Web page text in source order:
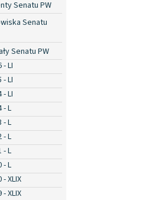
Senatu PW
Senatu
Senatu PW
- LI
- LI
- LI
- L
- L
- L
- L
- L
- XLIX
- XLIX